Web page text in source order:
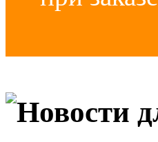
Новости